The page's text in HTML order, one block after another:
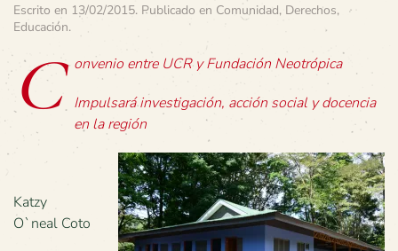
Escrito en 13/02/2015. Publicado en Comunidad, Derechos,
Educación.
C onvenio entre UCR y Fundación Neotrópica
Impulsará investigación, acción social y docencia
en la región
Katzy
O`neal Coto